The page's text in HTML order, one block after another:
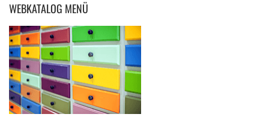
WEBKATALOG MENÜ